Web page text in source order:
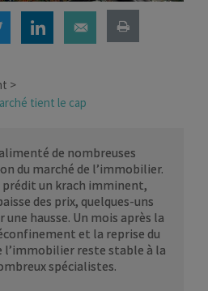
tient le cap
de nombreuses
du marché de l’immobilier.
un krach imminent,
des prix, quelques-uns
hausse. Un mois après la
et la reprise du
l’immobilier reste stable à la
spécialistes.